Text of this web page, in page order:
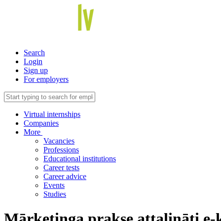
Search
Login
Sign up
For employers
Virtual internships
Companies
More
Vacancies
Professions
Educational institutions
Career tests
Career advice
Events
Studies